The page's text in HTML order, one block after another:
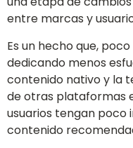
entre marcas y
Es un hecho que,
dedicando menos
contenido nativo y la
de otras plataformas
usuarios tengan poco
contenido